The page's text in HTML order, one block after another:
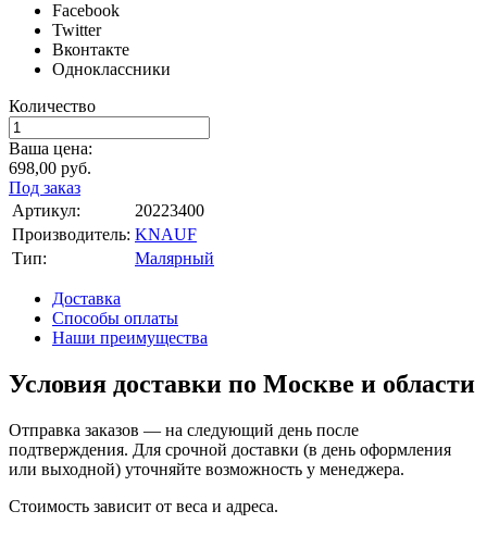
Facebook
Twitter
Вконтакте
Одноклассники
Количество
Ваша цена:
698,00 руб.
Под заказ
Артикул:
20223400
Производитель: KNAUF
Тип:
Малярный
Доставка
Способы оплаты
Наши преимущества
Условия доставки по Москве и области
Отправка заказов — на следующий день после
подтверждения. Для срочной доставки (в день оформления
или выходной) уточняйте возможность у менеджера.
Стоимость зависит от веса и адреса.